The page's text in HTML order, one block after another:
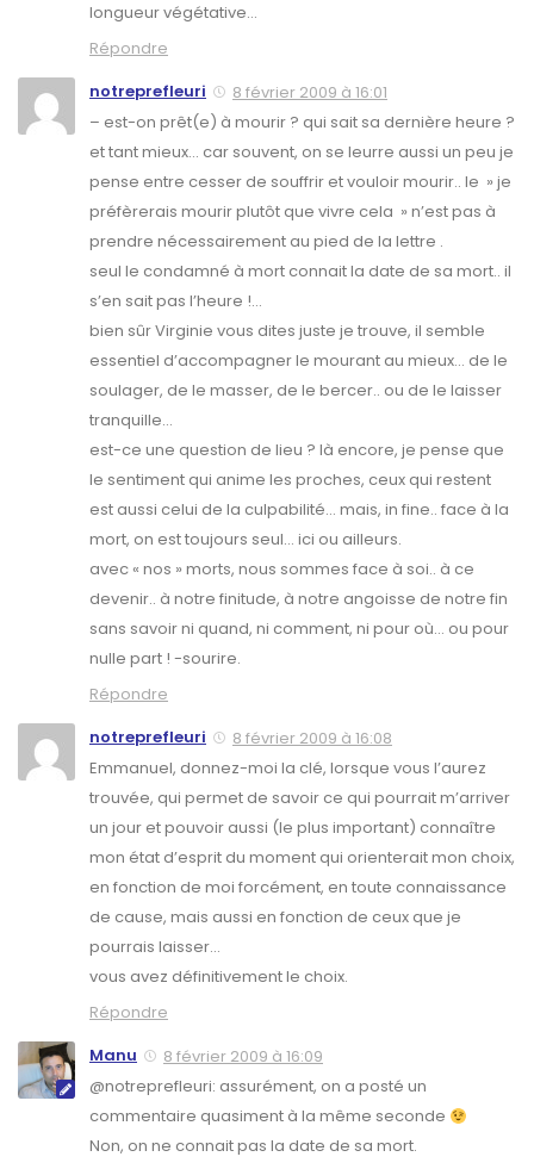
longueur végétative…
Répondre
notreprefleuri
8 février 2009 à 16:01
– est-on prêt(e) à mourir ? qui sait sa dernière heure ?
et tant mieux… car souvent, on se leurre aussi un peu je
pense entre cesser de souffrir et vouloir mourir.. le » je
préfèrerais mourir plutôt que vivre cela » n’est pas à
prendre nécessairement au pied de la lettre .
seul le condamné à mort connait la date de sa mort.. il
s’en sait pas l’heure !…
bien sûr Virginie vous dites juste je trouve, il semble
essentiel d’accompagner le mourant au mieux… de le
soulager, de le masser, de le bercer.. ou de le laisser
tranquille…
est-ce une question de lieu ? là encore, je pense que
le sentiment qui anime les proches, ceux qui restent
est aussi celui de la culpabilité… mais, in fine.. face à la
mort, on est toujours seul… ici ou ailleurs.
avec « nos » morts, nous sommes face à soi.. à ce
devenir.. à notre finitude, à notre angoisse de notre fin
sans savoir ni quand, ni comment, ni pour où… ou pour
nulle part ! -sourire.
Répondre
notreprefleuri
8 février 2009 à 16:08
Emmanuel, donnez-moi la clé, lorsque vous l’aurez
trouvée, qui permet de savoir ce qui pourrait m’arriver
un jour et pouvoir aussi (le plus important) connaître
mon état d’esprit du moment qui orienterait mon choix,
en fonction de moi forcément, en toute connaissance
de cause, mais aussi en fonction de ceux que je
pourrais laisser…
vous avez définitivement le choix.
Répondre
Manu
8 février 2009 à 16:09
@notreprefleuri: assurément, on a posté un
commentaire quasiment à la même seconde
Non, on ne connait pas la date de sa mort.